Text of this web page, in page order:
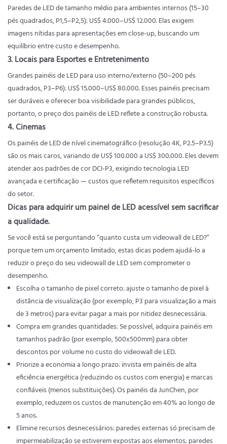
Paredes de LED de tamanho médio para ambientes internos (15–30
pés quadrados, P1,5–P2,5): US$ 4.000–US$ 12.000. Elas exigem
imagens nítidas para apresentações em close-up, buscando um
equilíbrio entre custo e desempenho.
3. Locais para Esportes e Entretenimento
Grandes painéis de LED para uso interno/externo (50–200 pés
quadrados, P3–P6): US$ 15.000–US$ 80.000. Esses painéis precisam
ser duráveis ​​e oferecer boa visibilidade para grandes públicos,
portanto, o preço dos painéis de LED reflete a construção robusta.
4. Cinemas
Os painéis de LED de nível cinematográfico (resolução 4K, P2.5–P3.5)
são os mais caros, variando de US$ 100.000 a US$ 300.000. Eles devem
atender aos padrões de cor DCI-P3, exigindo tecnologia LED
avançada e certificação — custos que refletem requisitos específicos
do setor.
Dicas para adquirir um painel de LED acessível sem sacrificar
a qualidade.
Se você está se perguntando “quanto custa um videowall de LED?”
porque tem um orçamento limitado, estas dicas podem ajudá-lo a
reduzir o preço do seu videowall de LED sem comprometer o
desempenho.
Escolha o tamanho de pixel correto: ajuste o tamanho de pixel à
distância de visualização (por exemplo, P3 para visualização a mais
de 3 metros) para evitar pagar a mais por nitidez desnecessária.
Compra em grandes quantidades: Se possível, adquira painéis em
tamanhos padrão (por exemplo, 500x500mm) para obter
descontos por volume no custo do videowall de LED.
Priorize a economia a longo prazo: invista em painéis de alta
eficiência energética (reduzindo os custos com energia) e marcas
confiáveis ​​(menos substituições). Os painéis da JunChen, por
exemplo, reduzem os custos de manutenção em 40% ao longo de
5 anos.
Elimine recursos desnecessários: paredes externas só precisam de
impermeabilização se estiverem expostas aos elementos; paredes